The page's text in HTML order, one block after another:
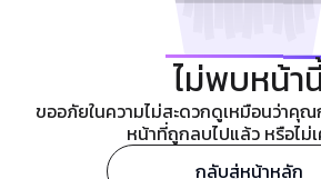
ไม่พบหน้า
ขออภัยในความไม่สะดวกดูเหมือนว่าคุ
หน้าที่ถูกลบไปแล้ว หรือไม่
กลับสู่หน้าหลัก